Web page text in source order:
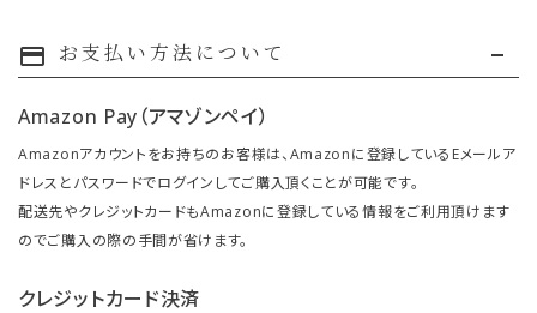
payment お支払い方法について
Amazon Pay（アマゾンペイ）
Amazonアカウントをお持ちのお客様は、Amazonに登録しているEメールア
ドレスとパスワードでログインしてご購入頂くことが可能です。
配送先やクレジットカードもAmazonに登録している情報をご利用頂けます
のでご購入の際の手間が省けます。
クレジットカード決済